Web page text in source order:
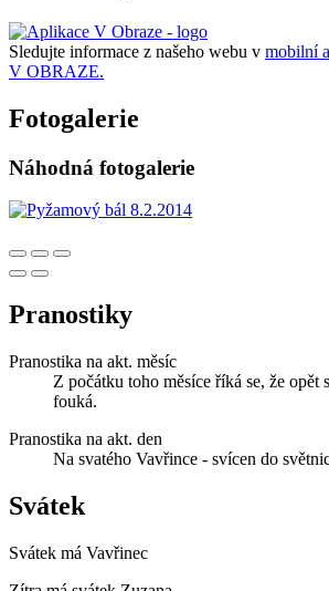
Sledujte informace z našeho webu v mobilní
V OBRAZE.
Fotogalerie
Náhodná fotogalerie
Pranostiky
Pranostika na akt. měsíc
Z počátku toho měsíce říká se, že opět
fouká.
Pranostika na akt. den
Na svatého Vavřince - svícen do
Svátek
Svátek má Vavřinec